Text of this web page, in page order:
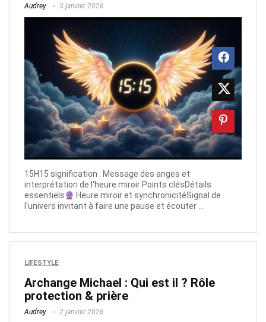
Audrey 5 janvier 2026
15H15 signification : Message des anges et
interprétation de l'heure miroir Points clésDétails
essentiels
Heure miroir et synchronicitéSignal de
l'univers invitant à faire une pause et écouter ...
LIFESTYLE
Archange Michael : Qui est il ? Rôle
protection & prière
Audrey 2 janvier 2026